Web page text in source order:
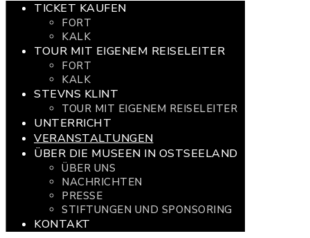
TICKET KAUFEN
FORT
KALK
TOUR MIT EIGENEM REISELEITER
FORT
KALK
STEVNS KLINT
TOUR MIT EIGENEM REISELEITER
UNTERRICHT
VERANSTALTUNGEN
ÜBER DIE MUSEEN IN OSTSEELAND
ÜBER UNS
NACHRICHTEN
PRESSE
STIFTUNGEN UND SPONSORING
KONTAKT